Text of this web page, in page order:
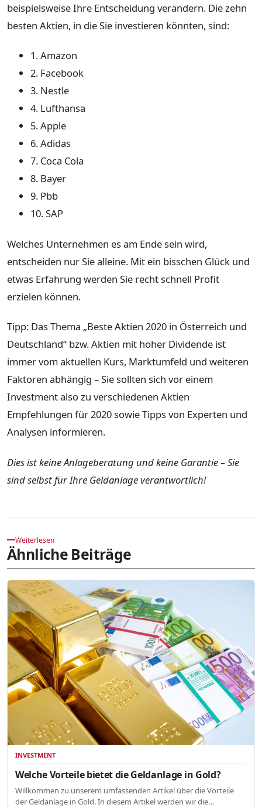
beispielsweise Ihre Entscheidung verändern. Die zehn
besten Aktien, in die Sie investieren könnten, sind:
1. Amazon
2. Facebook
3. Nestle
4. Lufthansa
5. Apple
6. Adidas
7. Coca Cola
8. Bayer
9. Pbb
10. SAP
Welches Unternehmen es am Ende sein wird,
entscheiden nur Sie alleine. Mit ein bisschen Glück und
etwas Erfahrung werden Sie recht schnell Profit
erzielen können.
Tipp: Das Thema „Beste Aktien 2020 in Österreich und
Deutschland“ bzw. Aktien mit hoher Dividende ist
immer vom aktuellen Kurs, Marktumfeld und weiteren
Faktoren abhängig – Sie sollten sich vor einem
Investment also zu verschiedenen Aktien
Empfehlungen für 2020 sowie Tipps von Experten und
Analysen informieren.
Dies ist keine Anlageberatung und keine Garantie – Sie
sind selbst für Ihre Geldanlage verantwortlich!
Weiterlesen
Ähnliche Beiträge
INVESTMENT
Welche Vorteile bietet die Geldanlage in Gold?
Willkommen zu unserem umfassenden Artikel über die Vorteile
der Geldanlage in Gold. In diesem Artikel werden wir die…